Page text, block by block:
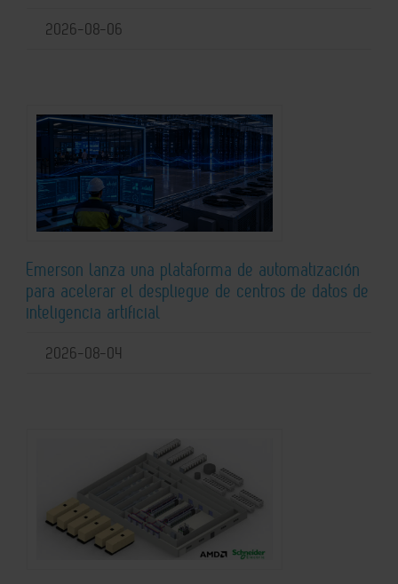
2026-08-06
Emerson lanza una plataforma de automatización
para acelerar el despliegue de centros de datos de
inteligencia artificial
2026-08-04